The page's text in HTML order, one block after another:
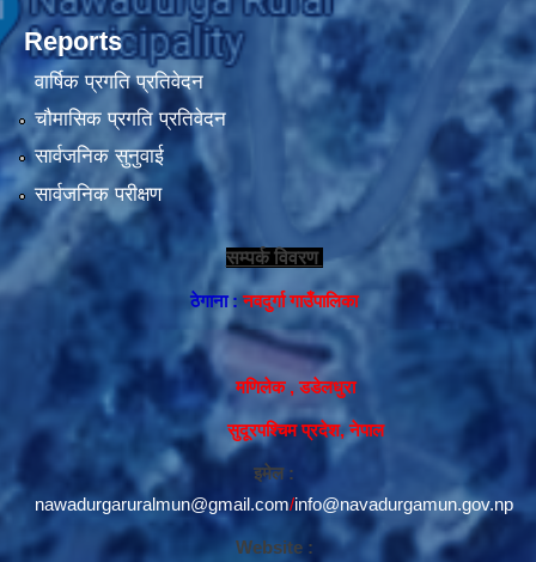
Reports
वार्षिक प्रगति प्रतिवेदन
चौमासिक प्रगति प्रतिवेदन
सार्वजनिक सुनुवाई
सार्वजनिक परीक्षण
सम्पर्क विवरण
ठेगाना :नवदुर्गा गाउँपालिका
मणिलेक , डडेलधुरा
सुदूरपश्चिम प्रदेश, नेपाल
इमेल :
nawadurgaruralmun@gmail.com/info@navadurgamun.gov.np
Website :